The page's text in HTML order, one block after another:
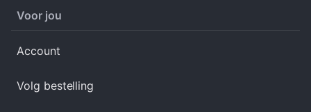
Voor jou
Account
Volg bestelling